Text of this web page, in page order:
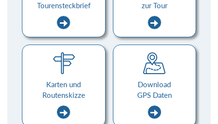
Tourensteckbrief
zur Tour
Karten und
Routenskizze
Download
GPS Daten